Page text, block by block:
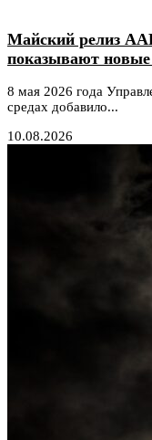
Майский релиз
показывают
8 мая 2026 года
средах добавило...
10.08.2026